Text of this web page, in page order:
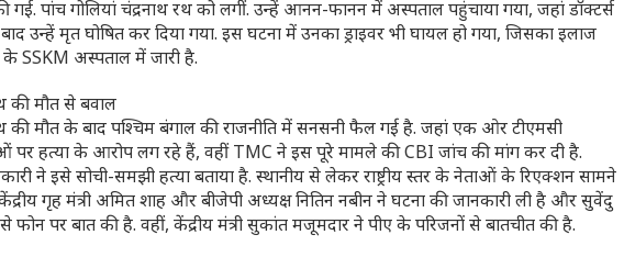
गई. पांच गोलियां चंद्रनाथ रथ को लगीं. उन्हें आनन-फानन में अस्पताल पहुंचाया गया, जहां डॉक्टर्स
उन्हें मृत घोषित कर दिया गया. इस घटना में उनका ड्राइवर भी घायल हो गया, जिसका इलाज
SSKM अस्पताल में जारी है.
की मौत से बवाल
की मौत के बाद पश्चिम बंगाल की राजनीति में सनसनी फैल गई है. जहां एक ओर टीएमसी
पर हत्या के आरोप लग रहे हैं, वहीं TMC ने इस पूरे मामले की CBI जांच की मांग कर दी है.
ने इसे सोची-समझी हत्या बताया है. स्थानीय से लेकर राष्ट्रीय स्तर के नेताओं के रिएक्शन सामने
गृह मंत्री अमित शाह और बीजेपी अध्यक्ष नितिन नबीन ने घटना की जानकारी ली है और सुवेंदु
फोन पर बात की है. वहीं, केंद्रीय मंत्री सुकांत मजूमदार ने पीए के परिजनों से बातचीत की है.